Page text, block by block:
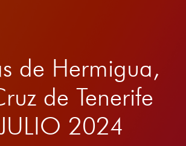
de Hermigua,
de Tenerife
2024